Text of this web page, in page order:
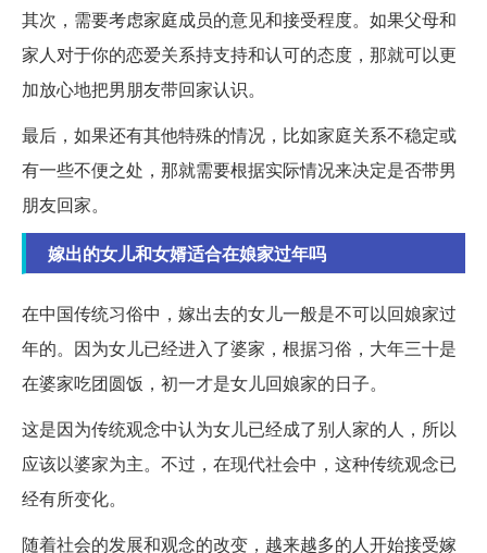
其次，需要考虑家庭成员的意见和接受程度。如果父母和
家人对于你的恋爱关系持支持和认可的态度，那就可以更
加放心地把男朋友带回家认识。
最后，如果还有其他特殊的情况，比如家庭关系不稳定或
有一些不便之处，那就需要根据实际情况来决定是否带男
朋友回家。
嫁出的女儿和女婿适合在娘家过年吗
在中国传统习俗中，嫁出去的女儿一般是不可以回娘家过
年的。因为女儿已经进入了婆家，根据习俗，大年三十是
在婆家吃团圆饭，初一才是女儿回娘家的日子。
这是因为传统观念中认为女儿已经成了别人家的人，所以
应该以婆家为主。不过，在现代社会中，这种传统观念已
经有所变化。
随着社会的发展和观念的改变，越来越多的人开始接受嫁